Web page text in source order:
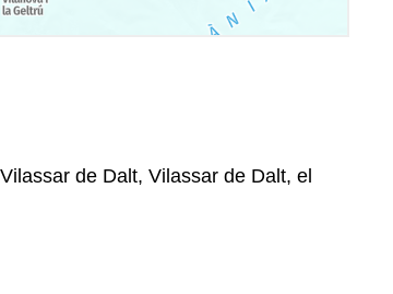
de Dalt, Vilassar de Dalt, el